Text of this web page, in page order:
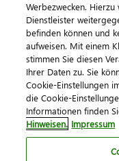
Werbezwecken.
Dienstleister
befinden können und
aufweisen. Mit einem
stimmen Sie diesen
Ihrer Daten zu. Sie
Cookie-Einstellungen
die Cookie-
Informationen finden
Hinweisen. Impressum